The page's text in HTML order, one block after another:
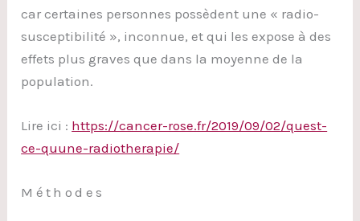
car certaines personnes possèdent une « radio-
susceptibilité », inconnue, et qui les expose à des
effets plus graves que dans la moyenne de la
population.
Lire ici : https://cancer-rose.fr/2019/09/02/quest-
ce-quune-radiotherapie/
Méthodes